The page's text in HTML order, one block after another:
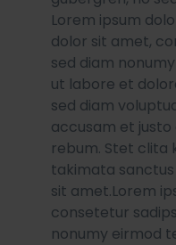
Lorem ipsum
dolor sit amet,
sed diam
ut labore et
sed diam
accusam et
rebum. Stet clita
takimata
sit amet.Lorem
consetetur
nonumy eirmod